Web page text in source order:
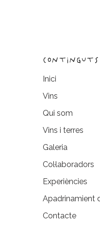
continguts
Inici
Vins
Qui som
Vins i terres
Galeria
Col·laboradors
Experiències
Apadrinamient
Contacte